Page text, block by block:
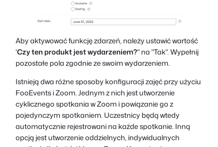
Aby aktywować funkcję zdarzeń, należy ustawić wartość
'Czy ten produkt jest wydarzeniem?" na "Tak". Wypełnij
pozostałe pola zgodnie ze swoim wydarzeniem.
Istnieją dwa różne sposoby konfiguracji zajęć przy użyciu
FooEvents i Zoom. Jednym z nich jest utworzenie
cyklicznego spotkania w Zoom i powiązanie go z
pojedynczym spotkaniem. Uczestnicy będą wtedy
automatycznie rejestrowani na każde spotkanie. Inną
opcją jest utworzenie oddzielnych, indywidualnych